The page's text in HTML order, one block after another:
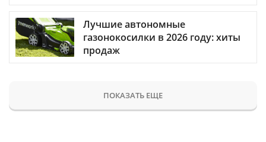
Лучшие автономные
газонокосилки в 2026 году: хиты
продаж
ПОКАЗАТЬ ЕЩЕ